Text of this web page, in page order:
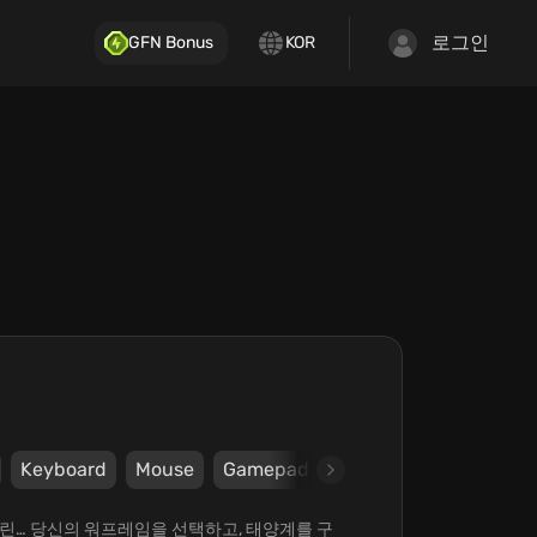
GFN Bonus KOR 로그인
Keyboard Mouse Gamepad
… 당신의 워프레임을 선택하고, 태양계를 구